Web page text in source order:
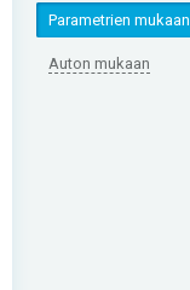
Parametrien mukaan
Auton mukaan